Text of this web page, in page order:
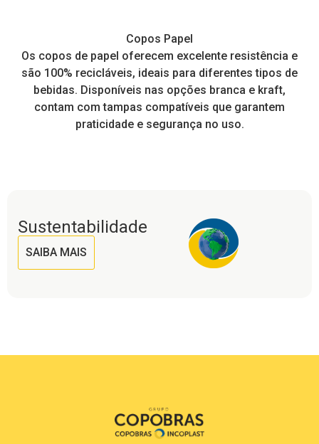
Copos Papel
Os copos de papel oferecem excelente resistência e
são 100% recicláveis, ideais para diferentes tipos de
bebidas. Disponíveis nas opções branca e kraft,
contam com tampas compatíveis que garantem
praticidade e segurança no uso.
Sustentabilidade
SAIBA MAIS